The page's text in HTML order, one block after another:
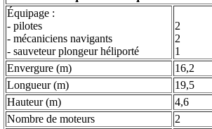
Équipage :
- pilotes
- mécaniciens navigants
- sauveteur plongeur héliporté
2
2
1
Envergure (m)
16,2
Longueur (m)
19,5
Hauteur (m)
4,6
Nombre de moteurs
2